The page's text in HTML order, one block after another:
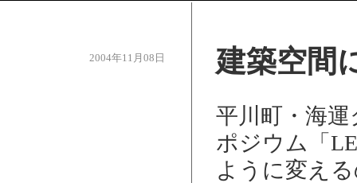
2004年11月08日 建築空間
平川町・海
ポジウム「
ように変え